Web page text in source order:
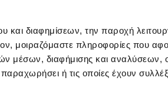
και διαφημίσεων, την παροχή
μοιραζόμαστε πληροφορίες που
μέσων, διαφήμισης και αναλύσεων,
ή τις οποίες έχουν